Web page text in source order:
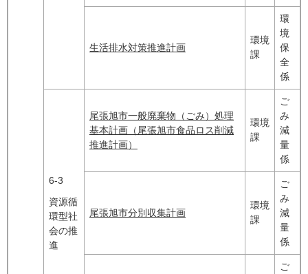
生活排水対策推進計画
環境
課
環
境
保
全
係
6-3
資源循
環型社
会の推
進
尾張旭市一般廃棄物（ごみ）処理
基本計画（尾張旭市食品ロス削減
推進計画）
環境
課
ご
み
減
量
係
尾張旭市分別収集計画
環境
課
ご
み
減
量
係
ご